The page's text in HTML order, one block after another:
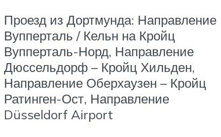
Проезд из Дортмунда: Направление
Вупперталь / Кельн на Кройц
Вупперталь-Норд, Направление
Дюссельдорф – Кройц Хильден,
Направление Оберхаузен – Кройц
Ратинген-Ост, Направление
Düsseldorf Airport